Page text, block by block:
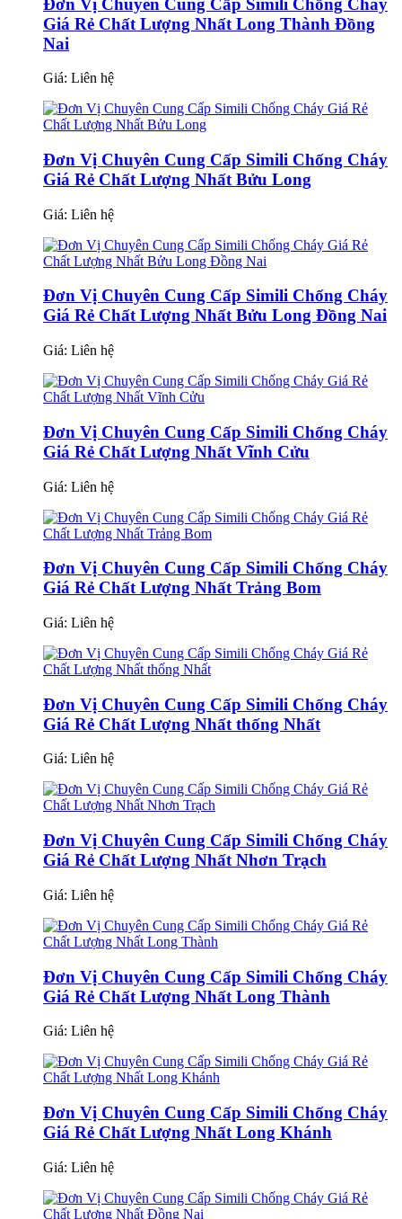
Giá Rẻ Chất Lượng Nhất Long Thành Đồng
Nai
Giá: Liên hệ
Đơn Vị Chuyên Cung Cấp Simili Chống Cháy
Giá Rẻ Chất Lượng Nhất Bửu Long
Giá: Liên hệ
Đơn Vị Chuyên Cung Cấp Simili Chống Cháy
Giá Rẻ Chất Lượng Nhất Bửu Long Đồng Nai
Giá: Liên hệ
Đơn Vị Chuyên Cung Cấp Simili Chống Cháy
Giá Rẻ Chất Lượng Nhất Vĩnh Cửu
Giá: Liên hệ
Đơn Vị Chuyên Cung Cấp Simili Chống Cháy
Giá Rẻ Chất Lượng Nhất Trảng Bom
Giá: Liên hệ
Đơn Vị Chuyên Cung Cấp Simili Chống Cháy
Giá Rẻ Chất Lượng Nhất thống Nhất
Giá: Liên hệ
Đơn Vị Chuyên Cung Cấp Simili Chống Cháy
Giá Rẻ Chất Lượng Nhất Nhơn Trạch
Giá: Liên hệ
Đơn Vị Chuyên Cung Cấp Simili Chống Cháy
Giá Rẻ Chất Lượng Nhất Long Thành
Giá: Liên hệ
Đơn Vị Chuyên Cung Cấp Simili Chống Cháy
Giá Rẻ Chất Lượng Nhất Long Khánh
Giá: Liên hệ